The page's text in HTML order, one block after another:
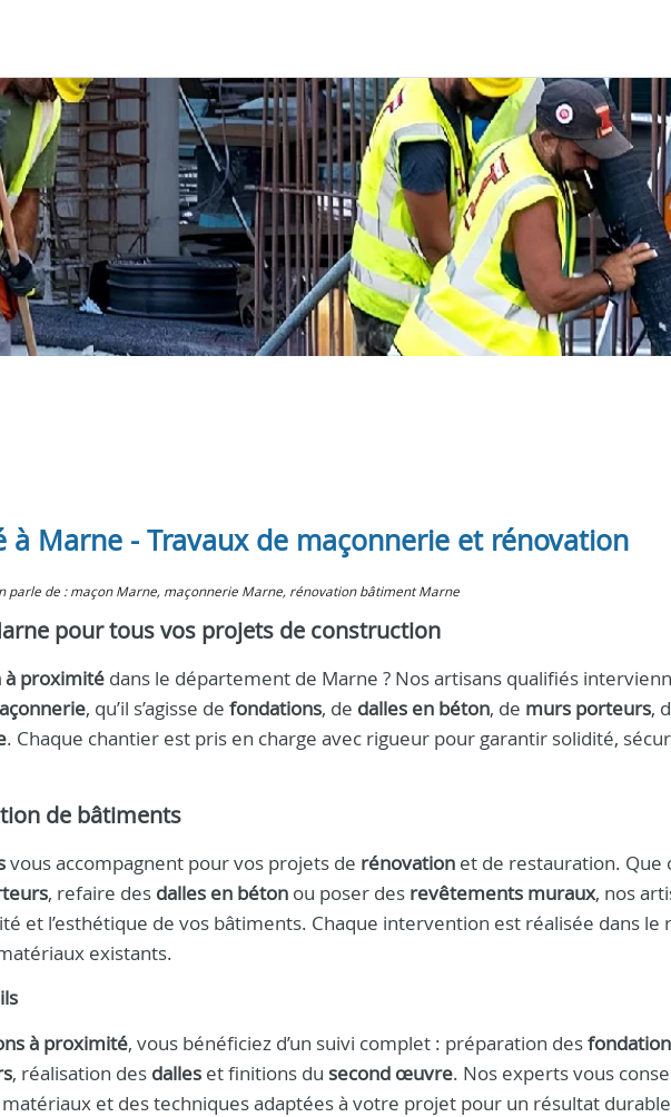
à Marne - Travaux de maçonnerie et rénovation
parle de : maçon Marne, maçonnerie Marne, rénovation bâtiment Marne
pour tous vos projets de construction
à proximité dans le département de Marne ? Nos artisans qualifiés
, qu’il s’agisse de fondations, de dalles en béton, de murs porteurs,
. Chaque chantier est pris en charge avec rigueur pour garantir solidité,
de bâtiments
vous accompagnent pour vos projets de rénovation et de restauration. Que
, refaire des dalles en béton ou poser des revêtements muraux, nos
et l’esthétique de vos bâtiments. Chaque intervention est réalisée dans le
existants.
à proximité, vous bénéficiez d’un suivi complet : préparation des
, réalisation des dalles et finitions du second œuvre. Nos experts vous
et des techniques adaptées à votre projet pour un résultat